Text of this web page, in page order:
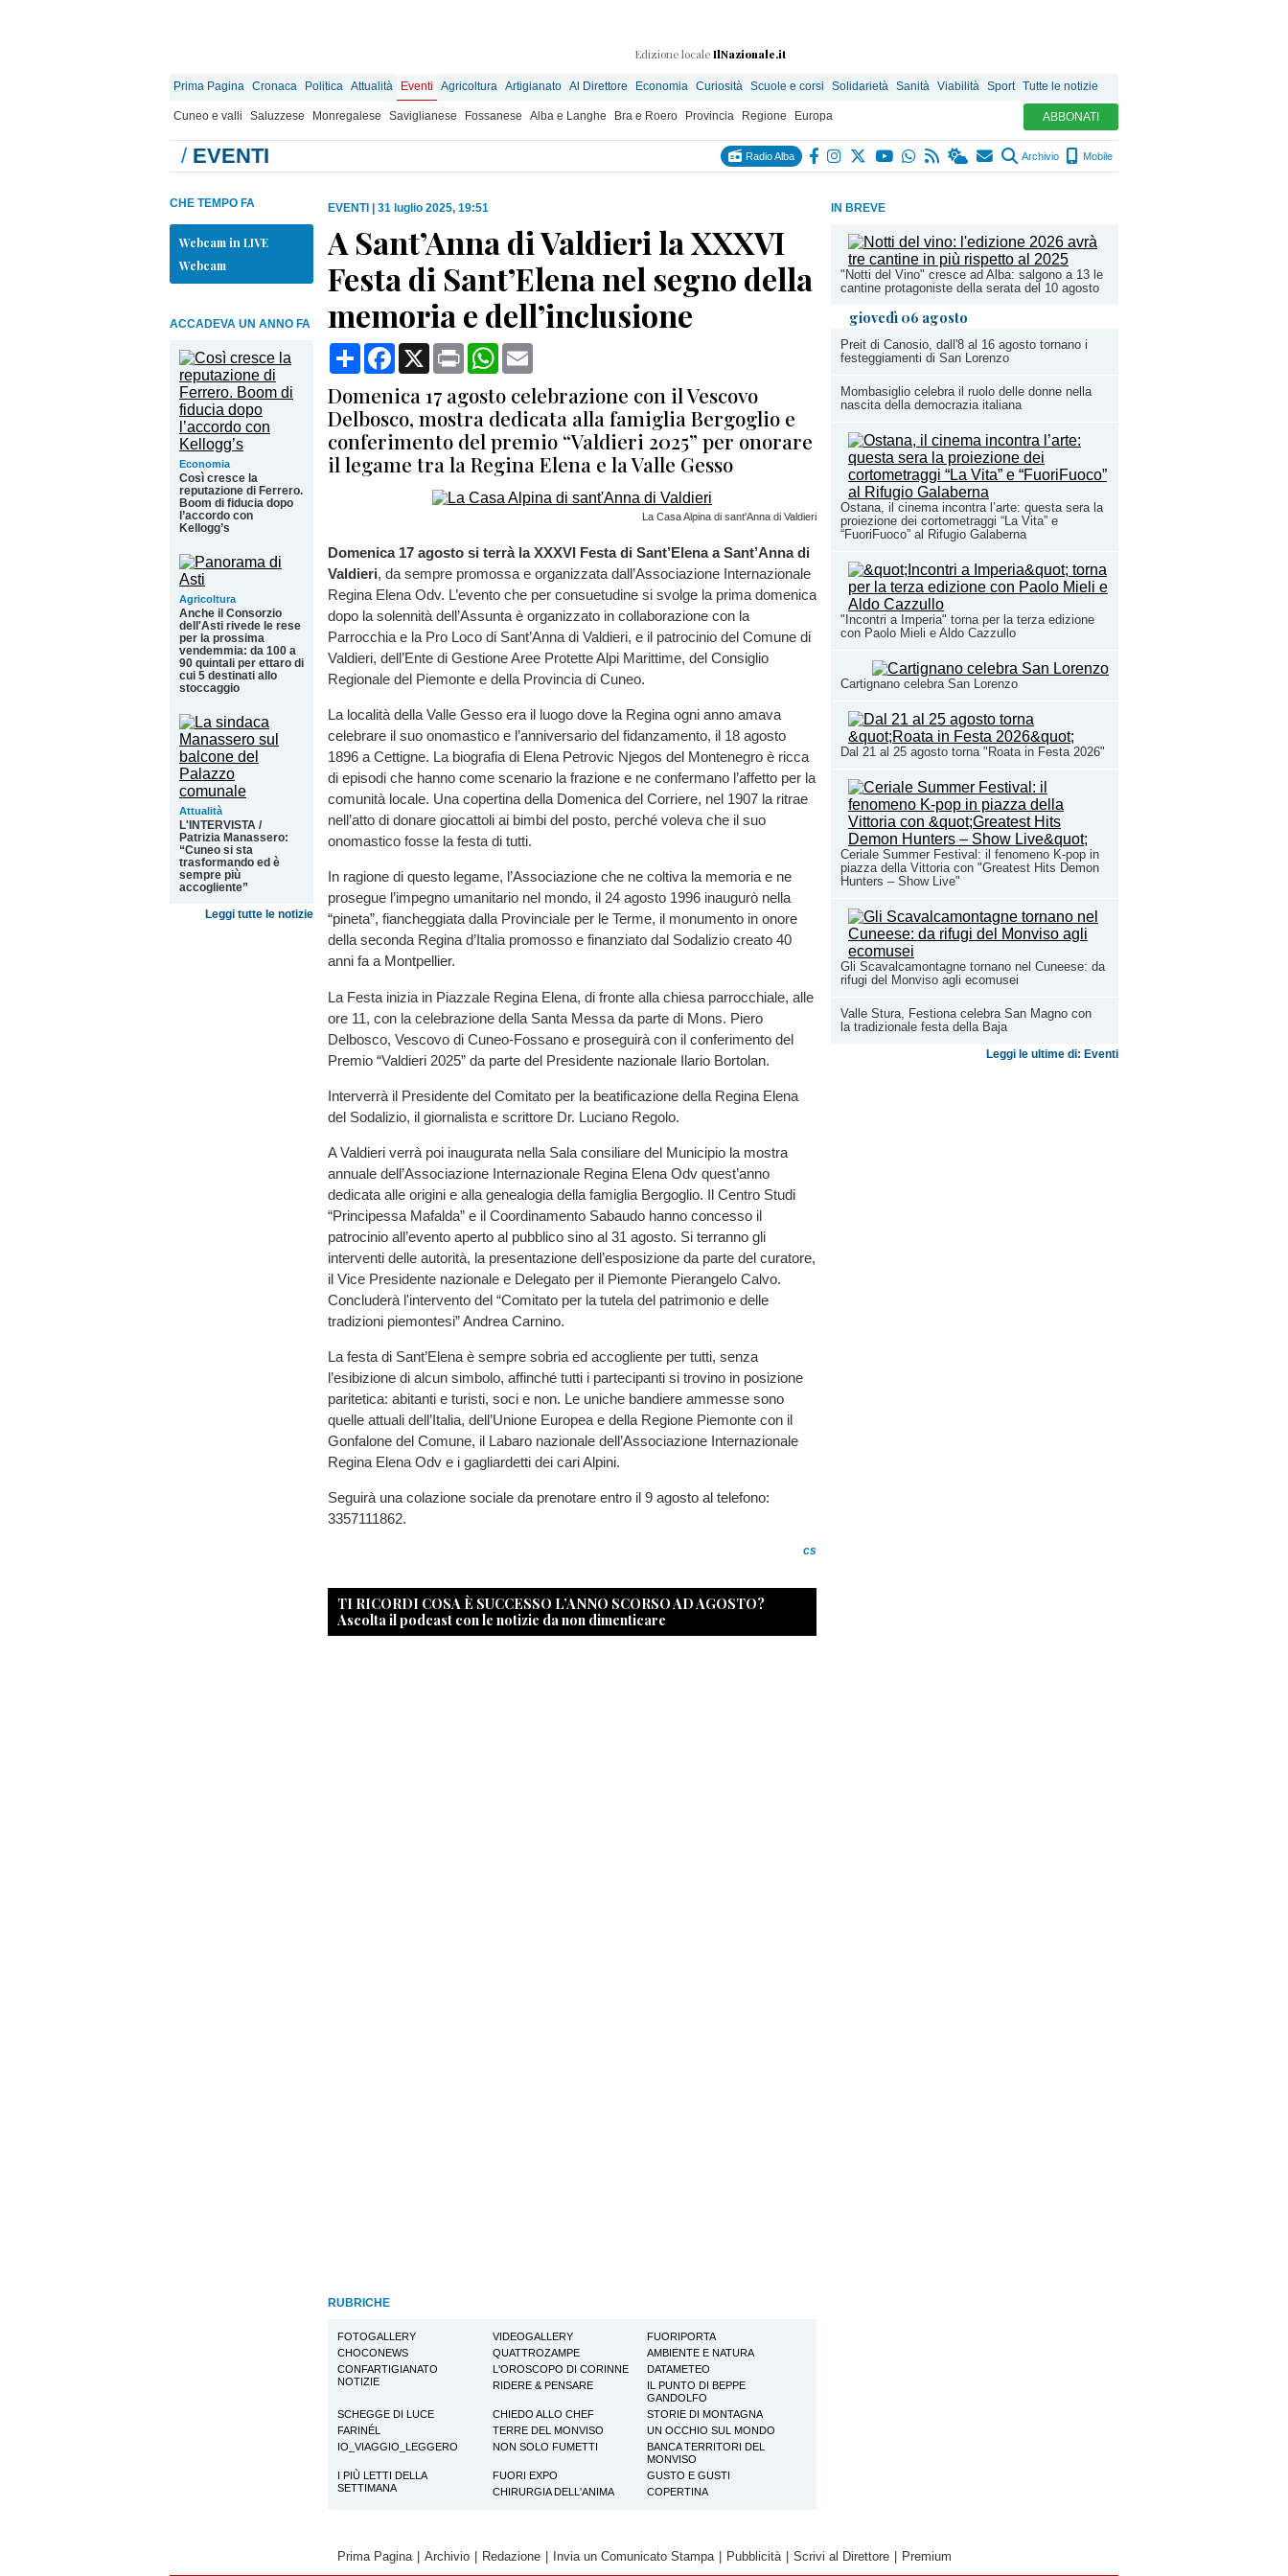
Edizione locale IlNazionale.it
Prima Pagina Cronaca Politica Attualità Eventi Agricoltura Artigianato Al Direttore Economia Curiosità Scuole e corsi Solidarietà Sanità Viabilità Sport Tutte le notizie
Cuneo e valli Saluzzese Monregalese Saviglianese Fossanese Alba e Langhe Bra e Roero Provincia Regione Europa ABBONATI
/ EVENTI Radio Alba Archivio Mobile
IN BREVE
"Notti del Vino" cresce ad Alba: salgono a 13 le
cantine protagoniste della serata del 10 agosto
giovedì 06 agosto
Preit di Canosio, dall'8 al 16 agosto tornano i
festeggiamenti di San Lorenzo
Mombasiglio celebra il ruolo delle donne nella
nascita della democrazia italiana
Ostana, il cinema incontra l’arte: questa sera la
proiezione dei cortometraggi “La Vita” e
“FuoriFuoco” al Rifugio Galaberna
"Incontri a Imperia" torna per la terza edizione
con Paolo Mieli e Aldo Cazzullo
Cartignano celebra San Lorenzo
Dal 21 al 25 agosto torna "Roata in Festa 2026"
Ceriale Summer Festival: il fenomeno K-pop in
piazza della Vittoria con "Greatest Hits Demon
Hunters – Show Live"
Gli Scavalcamontagne tornano nel Cuneese: da
rifugi del Monviso agli ecomusei
Valle Stura, Festiona celebra San Magno con
la tradizionale festa della Baja
Leggi le ultime di: Eventi
CHE TEMPO FA
Webcam in LIVE
Webcam
ACCADEVA UN ANNO FA
Economia
Così cresce la
reputazione di Ferrero.
Boom di fiducia dopo
l’accordo con
Kellogg’s
Agricoltura
Anche il Consorzio
dell'Asti rivede le rese
per la prossima
vendemmia: da 100 a
90 quintali per ettaro di
cui 5 destinati allo
stoccaggio
Attualità
L'INTERVISTA /
Patrizia Manassero:
“Cuneo si sta
trasformando ed è
sempre più
accogliente”
Leggi tutte le notizie
EVENTI 31 luglio 2025, 19:51
A Sant’Anna di Valdieri la XXXVI
Festa di Sant’Elena nel segno della
memoria e dell’inclusione
CondividiFacebook
X Print WhatsApp
Domenica 17 agosto celebrazione con il Vescovo
Delbosco, mostra dedicata alla famiglia Bergoglio e
conferimento del premio “Valdieri 2025” per onorare
il legame tra la Regina Elena e la Valle Gesso
La Casa Alpina di sant'Anna di Valdieri
Domenica 17 agosto si terrà la XXXVI Festa di Sant’Elena a Sant’Anna di
Valdieri, da sempre promossa e organizzata dall’Associazione Internazionale
Regina Elena Odv. L’evento che per consuetudine si svolge la prima domenica
dopo la solennità dell’Assunta è organizzato in collaborazione con la
Parrocchia e la Pro Loco di Sant’Anna di Valdieri, e il patrocinio del Comune di
Valdieri, dell’Ente di Gestione Aree Protette Alpi Marittime, del Consiglio
Regionale del Piemonte e della Provincia di Cuneo.
La località della Valle Gesso era il luogo dove la Regina ogni anno amava
celebrare il suo onomastico e l’anniversario del fidanzamento, il 18 agosto
1896 a Cettigne. La biografia di Elena Petrovic Njegos del Montenegro è ricca
di episodi che hanno come scenario la frazione e ne confermano l’affetto per la
comunità locale. Una copertina della Domenica del Corriere, nel 1907 la ritrae
nell’atto di donare giocattoli ai bimbi del posto, perché voleva che il suo
onomastico fosse la festa di tutti.
In ragione di questo legame, l’Associazione che ne coltiva la memoria e ne
prosegue l’impegno umanitario nel mondo, il 24 agosto 1996 inaugurò nella
“pineta”, fiancheggiata dalla Provinciale per le Terme, il monumento in onore
della seconda Regina d’Italia promosso e finanziato dal Sodalizio creato 40
anni fa a Montpellier.
La Festa inizia in Piazzale Regina Elena, di fronte alla chiesa parrocchiale, alle
ore 11, con la celebrazione della Santa Messa da parte di Mons. Piero
Delbosco, Vescovo di Cuneo-Fossano e proseguirà con il conferimento del
Premio “Valdieri 2025” da parte del Presidente nazionale Ilario Bortolan.
Interverrà il Presidente del Comitato per la beatificazione della Regina Elena
del Sodalizio, il giornalista e scrittore Dr. Luciano Regolo.
A Valdieri verrà poi inaugurata nella Sala consiliare del Municipio la mostra
annuale dell’Associazione Internazionale Regina Elena Odv quest’anno
dedicata alle origini e alla genealogia della famiglia Bergoglio. Il Centro Studi
“Principessa Mafalda” e il Coordinamento Sabaudo hanno concesso il
patrocinio all’evento aperto al pubblico sino al 31 agosto. Si terranno gli
interventi delle autorità, la presentazione dell’esposizione da parte del curatore,
il Vice Presidente nazionale e Delegato per il Piemonte Pierangelo Calvo.
Concluderà l'intervento del “Comitato per la tutela del patrimonio e delle
tradizioni piemontesi” Andrea Carnino.
La festa di Sant’Elena è sempre sobria ed accogliente per tutti, senza
l’esibizione di alcun simbolo, affinché tutti i partecipanti si trovino in posizione
paritetica: abitanti e turisti, soci e non. Le uniche bandiere ammesse sono
quelle attuali dell’Italia, dell’Unione Europea e della Regione Piemonte con il
Gonfalone del Comune, il Labaro nazionale dell’Associazione Internazionale
Regina Elena Odv e i gagliardetti dei cari Alpini.
Seguirà una colazione sociale da prenotare entro il 9 agosto al telefono:
3357111862.
cs
TI RICORDI COSA È SUCCESSO L’ANNO SCORSO AD AGOSTO?
Ascolta il podcast con le notizie da non dimenticare
RUBRICHE
FOTOGALLERY VIDEOGALLERY
FUORIPORTA
CHOCONEWS
QUATTROZAMPE
AMBIENTE E NATURA
CONFARTIGIANATO
NOTIZIE
L'OROSCOPO DI CORINNE
DATAMETEO
RIDERE & PENSARE
IL PUNTO DI BEPPE
GANDOLFO
SCHEGGE DI LUCE
CHIEDO ALLO CHEF
STORIE DI MONTAGNA
FARINÉL
TERRE DEL MONVISO
UN OCCHIO SUL MONDO
IO_VIAGGIO_LEGGERO
NON SOLO FUMETTI
BANCA TERRITORI DEL
MONVISO
I PIÙ LETTI DELLA
SETTIMANA
FUORI EXPO
GUSTO E GUSTI
CHIRURGIA DELL'ANIMA
COPERTINA
Prima Pagina | Archivio | Redazione | Invia un Comunicato Stampa | Pubblicità | Scrivi al Direttore | Premium